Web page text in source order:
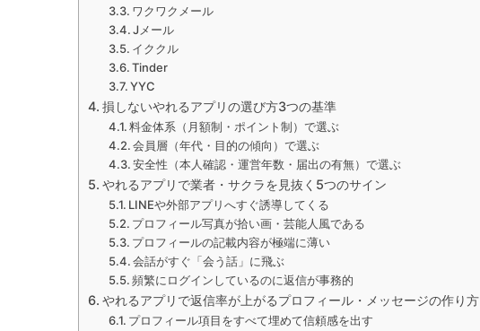
ワクワクメール
Jメール
イククル
Tinder
YYC
損しないやれるアプリの選び方3つの基準
料金体系（月額制・ポイント制）で選ぶ
会員層（年代・目的の傾向）で選ぶ
安全性（本人確認・運営年数・届出の有無）で選ぶ
やれるアプリで業者・サクラを見抜く5つのサイン
LINEや外部アプリへすぐ誘導してくる
プロフィール写真が拾い画・芸能人風である
プロフィールの記載内容が極端に薄い
会話がすぐ「会う話」に飛ぶ
頻繁にログインしているのに返信が事務的
やれるアプリで返信率が上がるプロフィール・メッセージの作り方
プロフィール項目をすべて埋めて信頼感を出す